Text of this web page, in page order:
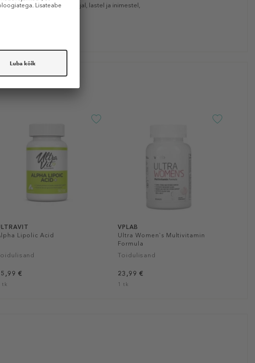
Raseduse ja imetamise ajal, lastel ja inimestel,
Lipolic Acid
€
tk
VPLAB
Ultra Women`s Multivitamin
Formula
Toidulisand
23,99 €
1 tk